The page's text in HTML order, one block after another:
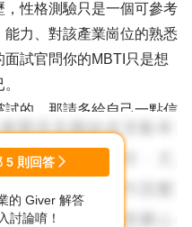
性格測驗只是一個可參考
力、對該產業崗位的熟悉
試官問你的MBTI只是想
的，那請多給自己一點信
背鍋」
以去尋求他們的幫助，把
。
5 則回答
的 Giver 解答
討論唷！